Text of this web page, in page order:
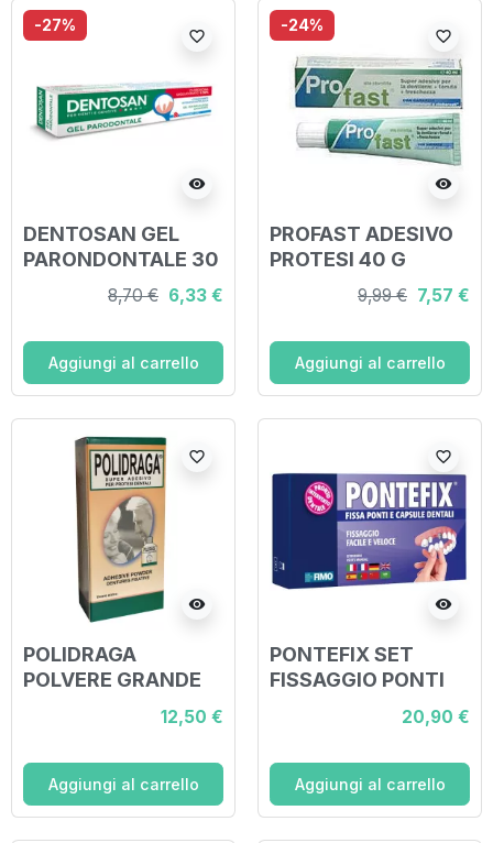
-27%
visibility
favorite_border
DENTOSAN GEL
PARONDONTALE 30
8,70 € 6,33 €
Aggiungi al carrello
-24%
visibility
favorite_border
PROFAST ADESIVO
PROTESI 40 G
9,99 € 7,57 €
Aggiungi al carrello
visibility
favorite_border
POLIDRAGA
POLVERE GRANDE
12,50 €
Aggiungi al carrello
visibility
favorite_border
PONTEFIX SET
FISSAGGIO PONTI
20,90 €
Aggiungi al carrello